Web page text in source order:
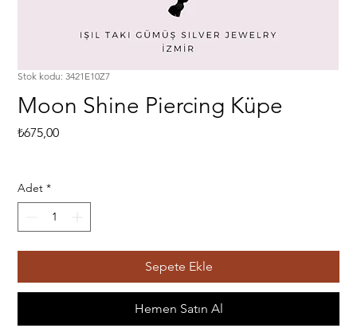
Stok kodu: 3421E10Z7
Moon Shine Piercing Küpe
₺675,00Fiyat
Adet *
Sepete Ekle
Hemen Satın Al